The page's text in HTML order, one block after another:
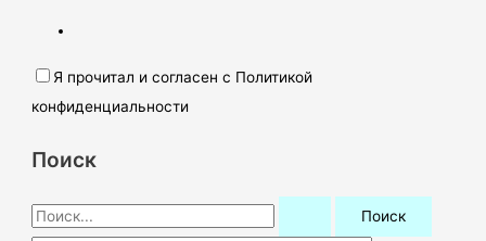
Я прочитал и согласен с Политикой
конфиденциальности
Поиск
П